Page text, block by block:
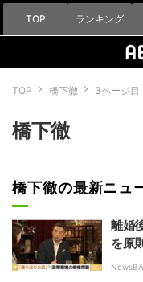
TOP ランキング
TOP 橋下徹 3ページ目
橋下徹
橋下徹の最新ニュ
離婚
を原
氏「